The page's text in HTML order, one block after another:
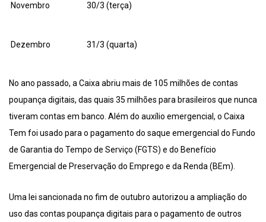
Novembro 30/3 (terça)
Dezembro 31/3 (quarta)
No ano passado, a Caixa abriu mais de 105 milhões de contas
poupança digitais, das quais 35 milhões para brasileiros que nunca
tiveram contas em banco. Além do auxílio emergencial, o Caixa
Tem foi usado para o pagamento do saque emergencial do Fundo
de Garantia do Tempo de Serviço (FGTS) e do Benefício
Emergencial de Preservação do Emprego e da Renda (BEm).
Uma lei sancionada no fim de outubro autorizou a ampliação do
uso das contas poupança digitais para o pagamento de outros